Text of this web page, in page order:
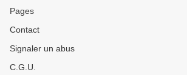
Pages
Contact
Signaler un abus
C.G.U.